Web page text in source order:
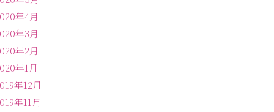
年4月
年3月
年2月
年1月
年12月
年11月